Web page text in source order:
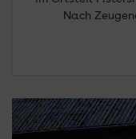
Nach